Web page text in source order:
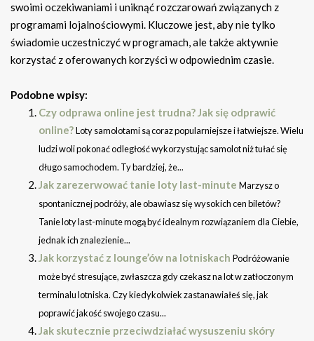
swoimi oczekiwaniami i uniknąć rozczarowań związanych z
programami lojalnościowymi. Kluczowe jest, aby nie tylko
świadomie uczestniczyć w programach, ale także aktywnie
korzystać z oferowanych korzyści w odpowiednim czasie.
Podobne wpisy:
Czy odprawa online jest trudna? Jak się odprawić
online?Loty samolotami są coraz popularniejsze i łatwiejsze. Wielu
ludzi woli pokonać odległość wykorzystując samolot niż tułać się
długo samochodem. Ty bardziej, że...
Jak zarezerwować tanie loty last-minute Marzysz o
spontanicznej podróży, ale obawiasz się wysokich cen biletów?
Tanie loty last-minute mogą być idealnym rozwiązaniem dla Ciebie,
jednak ich znalezienie...
Jak korzystać z lounge’ów na lotniskach Podróżowanie
może być stresujące, zwłaszcza gdy czekasz na lot w zatłoczonym
terminalu lotniska. Czy kiedykolwiek zastanawiałeś się, jak
poprawić jakość swojego czasu...
Jak skutecznie przeciwdziałać wysuszeniu skóry